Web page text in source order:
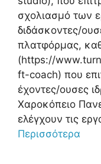
σχολιασμό των
διδάσκοντες/
πλατφόρμας,
(https://
ft-coach) που
έχοντες/ουσες
Χαροκόπειο
ελέγχουν τις
Περισσότερα